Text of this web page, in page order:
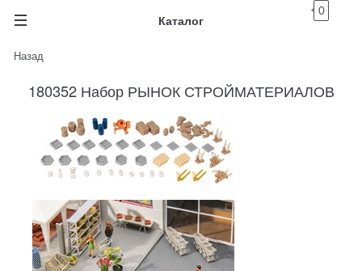
Каталог
0
Назад
180352 Набор РЫНОК СТРОЙМАТЕРИАЛОВ